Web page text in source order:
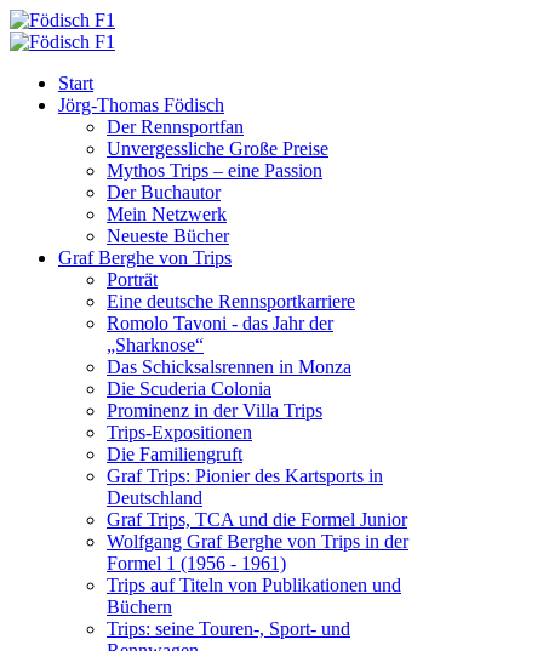
Start
Jörg-Thomas Födisch
Der Rennsportfan
Unvergessliche Große Preise
Mythos Trips – eine Passion
Der Buchautor
Mein Netzwerk
Neueste Bücher
Graf Berghe von Trips
Porträt
Eine deutsche Rennsportkarriere
Romolo Tavoni - das Jahr der
„Sharknose“
Das Schicksalsrennen in Monza
Die Scuderia Colonia
Prominenz in der Villa Trips
Trips-Expositionen
Die Familiengruft
Graf Trips: Pionier des Kartsports in
Deutschland
Graf Trips, TCA und die Formel Junior
Wolfgang Graf Berghe von Trips in der
Formel 1 (1956 - 1961)
Trips auf Titeln von Publikationen und
Büchern
Trips: seine Touren-, Sport- und